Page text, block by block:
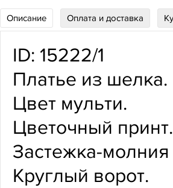
Описание Оплата и доставка
ID: 15222/1
Платье из шелка.
Цвет мульти.
Цветочный принт.
Застежка-молния
Круглый ворот.